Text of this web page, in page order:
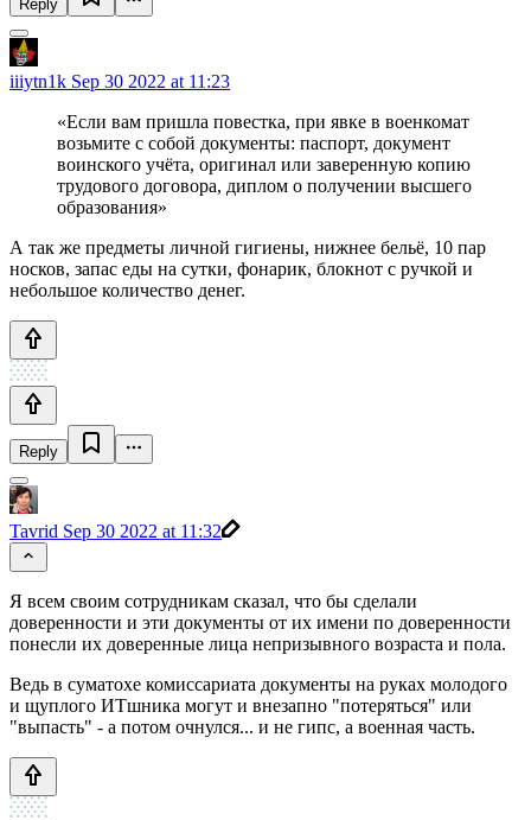
Reply
iiiytn1k Sep 30 2022 at 11:23
«Если вам пришла повестка, при явке в военкомат
возьмите с собой документы: паспорт, документ
воинского учёта, оригинал или заверенную копию
трудового договора, диплом о получении высшего
образования»
А так же предметы личной гигиены, нижнее бельё, 10 пар
носков, запас еды на сутки, фонарик, блокнот с ручкой и
небольшое количество денег.
Reply
Tavrid Sep 30 2022 at 11:32
Я всем своим сотрудникам сказал, что бы сделали
доверенности и эти документы от их имени по доверенности
понесли их доверенные лица непризывного возраста и пола.
Ведь в суматохе комиссариата документы на руках молодого
и щуплого ИТшника могут и внезапно "потеряться" или
"выпасть" - а потом очнулся... и не гипс, а военная часть.